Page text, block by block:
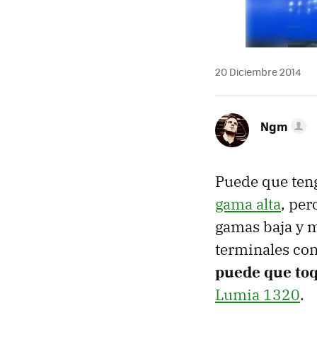
20 Diciembre 2014
Ngm
Puede que
gama alta,
gamas baja y
terminales
puede que
Lumia 1320.